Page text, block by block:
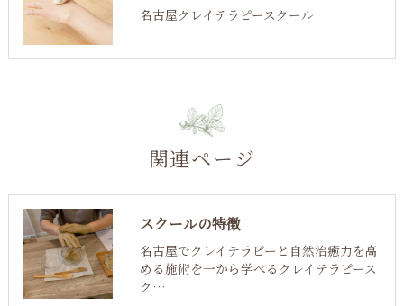
名古屋クレイテラピースクール
関連ページ
スクールの特徴
名古屋でクレイテラピーと自然治癒力を高
める施術を一から学べるクレイテラピース
ク…